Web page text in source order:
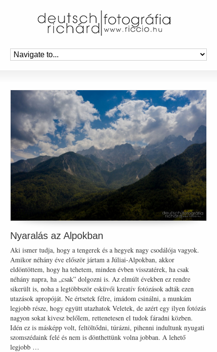
Nyaralás az Alpokban
Aki ismer tudja, hogy a tengerek és a hegyek nagy csodálója vagyok.
Amikor néhány éve először jártam a Júliai-Alpokban, akkor
eldöntöttem, hogy ha tehetem, minden évben visszatérek, ha csak
néhány napra, ha „csak” dolgozni is. Az elmúlt években ez rendre
sikerült is, noha a legtöbbször esküvői kreatív fotózások adták ezen
utazások apropóját. Ne értsetek félre, imádom csinálni, a munkám
legjobb része, hogy együtt utazhatok Veletek, de azért egy ilyen fotózás
nagyon sokat kivesz belőlem, rettenetesen el tudok fáradni közben.
Idén ez is másképp volt, feltöltődni, túrázni, pihenni indultunk nyugati
szomszédaink felé és nem is dönthettünk volna jobban. A lehető
legjobb …